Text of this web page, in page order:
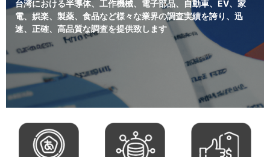
コンサルティング
リサーチ
セミナー
経済ニュース
労務顧問
台湾における半導体、工作機械、電子部品、自動車、EV、家
電、娯楽、製薬、食品など様々な業界の調査実績を誇り、迅
速、正確、高品質な調査を提供致します